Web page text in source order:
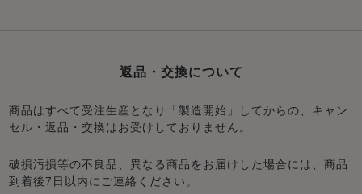
返品・交換について
商品はすべて受注生産となり「製造開始」してからの、キャン
セル・返品・交換はお受けしておりません。
破損汚損等の不良品、異なる商品をお届けした場合には、商品
到着後7日以内にご連絡ください。